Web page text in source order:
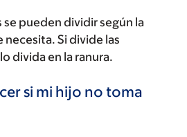
se pueden dividir según la
necesita. Si divide las
divida en la ranura.
si mi hijo no toma